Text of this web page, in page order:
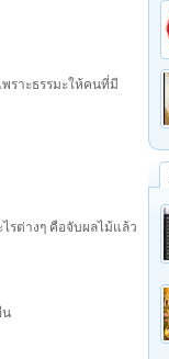
ราะธรรมะให้คนที่มี
รต่างๆ คือจับผลไม้แล้ว
น